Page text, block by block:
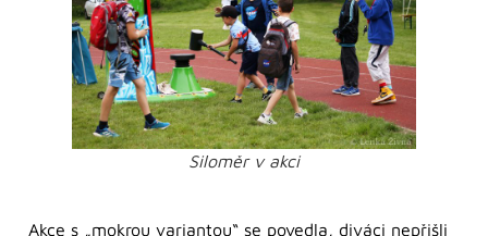
Siloměr v akci
Akce s „mokrou variantou“ se povedla, diváci nepřišli